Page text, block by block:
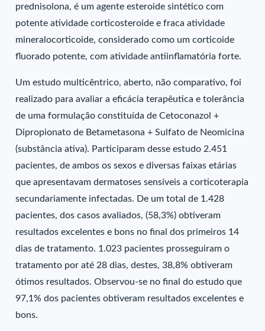
prednisolona, é um agente esteroide sintético com
potente atividade corticosteroide e fraca atividade
mineralocorticoide, considerado como um corticoide
fluorado potente, com atividade antiinflamatória forte.
Um estudo multicêntrico, aberto, não comparativo, foi
realizado para avaliar a eficácia terapêutica e tolerância
de uma formulação constituída de Cetoconazol +
Dipropionato de Betametasona + Sulfato de Neomicina
(substância ativa). Participaram desse estudo 2.451
pacientes, de ambos os sexos e diversas faixas etárias
que apresentavam dermatoses sensíveis a corticoterapia
secundariamente infectadas. De um total de 1.428
pacientes, dos casos avaliados, (58,3%) obtiveram
resultados excelentes e bons no final dos primeiros 14
dias de tratamento. 1.023 pacientes prosseguiram o
tratamento por até 28 dias, destes, 38,8% obtiveram
ótimos resultados. Observou-se no final do estudo que
97,1% dos pacientes obtiveram resultados excelentes e
bons.